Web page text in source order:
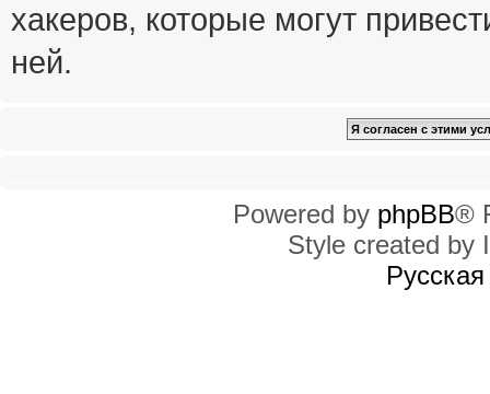
хакеров, которые могут
ней.
Powered by phpBB®
Style created by